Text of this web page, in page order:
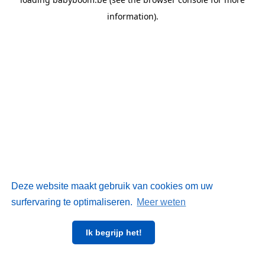
Deze website maakt gebruik van cookies om uw
surfervaring te optimaliseren. Meer weten
Ik begrijp het!
information).